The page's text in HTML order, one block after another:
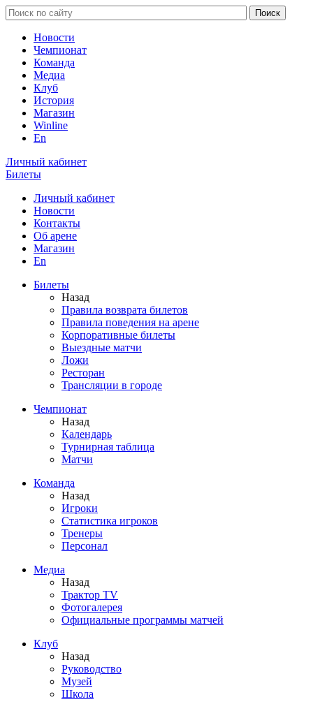
Новости
Чемпионат
Команда
Медиа
Клуб
История
Магазин
Winline
En
Личный кабинет
Билеты
Личный кабинет
Новости
Контакты
Об арене
Магазин
En
Билеты
Назад
Правила возврата билетов
Правила поведения на арене
Корпоративные билеты
Выездные матчи
Ложи
Ресторан
Трансляции в городе
Чемпионат
Назад
Календарь
Турнирная таблица
Матчи
Команда
Назад
Игроки
Статистика игроков
Тренеры
Персонал
Медиа
Назад
Трактор TV
Фотогалерея
Официальные программы матчей
Клуб
Назад
Руководство
Музей
Школа